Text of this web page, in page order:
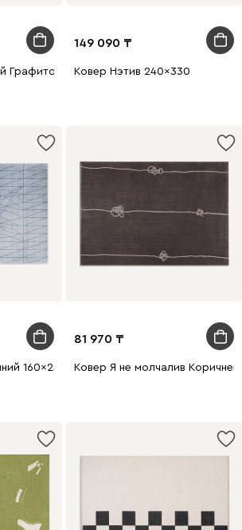
Графитовый 160x230
149 090
Ковер Нэтив 240x330
160x230
81 970
Ковер Я не молчалив